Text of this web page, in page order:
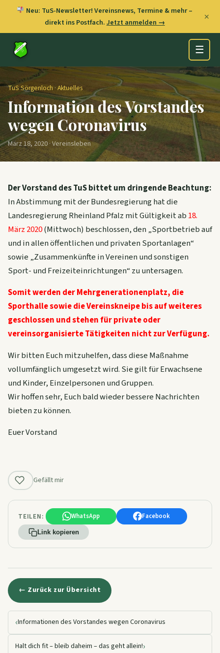
Neu: TuS-Newsletter! Vereinsnews, Termine & mehr –
direkt ins Postfach.Jetzt anmelden →
✕
☰
TuS Sörgenloch · Aktuelles
Information des Vorstandes
wegen Coronavirus
März 18, 2020 · Vereinsleben
Der Vorstand des TuS bittet um dringende Beachtung:
In Abstimmung mit der Bundesregierung hat die
Landesregierung Rheinland Pfalz mit Gültigkeit ab 18.
März 2020(Mittwoch) beschlossen, den „Sportbetrieb auf
und in allen öffentlichen und privaten Sportanlagen“
sowie „Zusammenkünfte in Vereinen und sonstigen
Sport- und Freizeiteinrichtungen“ zu untersagen.
Somit werden der Mehrgenerationenplatz, die
Sporthalle sowie die Vereinskneipe bis auf weiteres
geschlossen und stehen für private oder
vereinsorganisierte Tätigkeiten nicht zur Verfügung.
Wir bitten Euch mitzuhelfen, dass diese Maßnahme
vollumfänglich umgesetzt wird. Sie gilt für Erwachsene
und Kinder, Einzelpersonen und Gruppen.
Wir hoffen sehr, Euch bald wieder bessere Nachrichten
bieten zu können.
Euer Vorstand
Gefällt mir
TEILEN: WhatsApp Facebook
Link kopieren
← Zurück zur Übersicht
‹Informationen des Vorstandes wegen Coronavirus
Halt dich fit – bleib daheim – das geht allein!›